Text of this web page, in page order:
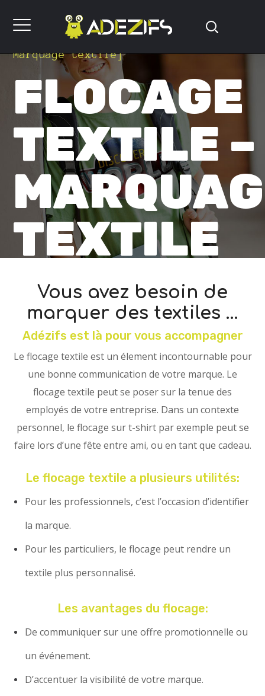
Marquage textile]
FLOCAGE
TEXTILE –
TEXTILE
Vous avez besoin de
marquer des textiles …
Adézifs est là pour vous accompagner
Le flocage textile est un élement incontournable pour
une bonne communication de votre marque. Le
flocage textile peut se poser sur la tenue des
employés de votre entreprise. Dans un contexte
personnel, le flocage sur t-shirt par exemple peut se
faire lors d’une fête entre ami, ou en tant que cadeau.
Le flocage textile a plusieurs utilités:
Pour les professionnels, c’est l’occasion d’identifier
la marque.
Pour les particuliers, le flocage peut rendre un
textile plus personnalisé.
Les avantages du flocage:
De communiquer sur une offre promotionnelle ou
un événement.
D’accentuer la visibilité de votre marque.